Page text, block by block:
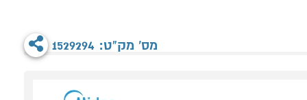
מס' מק"ט: 1529294